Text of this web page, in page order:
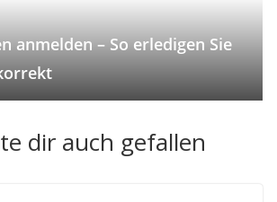
anmelden – So erledigen Sie
dir auch gefallen